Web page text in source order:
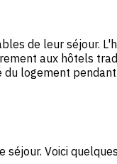
de leur séjour.
aux hôtels
logement
Voici